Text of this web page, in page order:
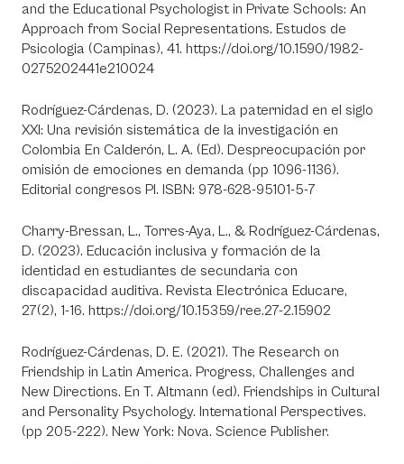
and the Educational Psychologist in Private Schools: An
Approach from Social Representations. Estudos de
Psicologia (Campinas), 41. https://doi.org/10.1590/1982-
0275202441e210024
Rodríguez-Cárdenas, D. (2023). La paternidad en el siglo
XXI: Una revisión sistemática de la investigación en
Colombia En Calderón, L. A. (Ed). Despreocupación por
omisión de emociones en demanda (pp 1096-1136).
Editorial congresos PI. ISBN: 978-628-95101-5-7
Charry-Bressan, L., Torres-Aya, L., & Rodríguez-Cárdenas,
D. (2023). Educación inclusiva y formación de la
identidad en estudiantes de secundaria con
discapacidad auditiva. Revista Electrónica Educare,
27(2), 1-16. https://doi.org/10.15359/ree.27-2.15902
Rodríguez-Cárdenas, D. E. (2021). The Research on
Friendship in Latin America. Progress, Challenges and
New Directions. En T. Altmann (ed). Friendships in Cultural
and Personality Psychology. International Perspectives.
(pp 205-222). New York: Nova. Science Publisher.